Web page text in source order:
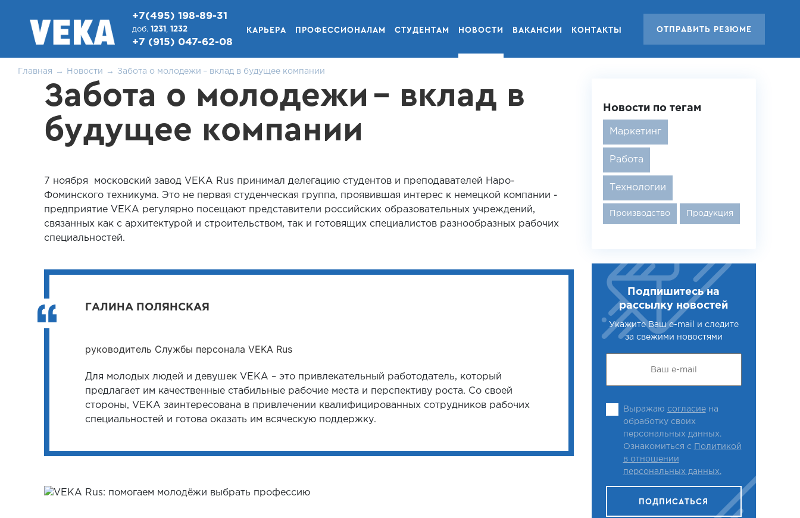
+7(495) 198-89-31
доб. 1231 1232
+7 (915) 047-62-08
КАРЬЕРА ПРОФЕССИОНАЛАМ СТУДЕНТАМ НОВОСТИ ВАКАНСИИ КОНТАКТЫ ОТПРАВИТЬ РЕЗЮМЕ
Главная Новости Забота о молодежи – вклад в будущее компании
Забота о молодежи – вклад в
будущее компании
7 ноября московский завод VEKA Rus принимал делегацию студентов и преподавателей Наро-
Фоминского техникума. Это не первая студенческая группа, проявившая интерес к немецкой компании -
предприятие VEKA регулярно посещают представители российских образовательных учреждений,
связанных как с архитектурой и строительством, так и готовящих специалистов разнообразных рабочих
специальностей.
ГАЛИНА ПОЛЯНСКАЯ
руководитель Службы персонала VEKA Rus
Для молодых людей и девушек VEKA – это привлекательный работодатель, который
предлагает им качественные стабильные рабочие места и перспективу роста. Со своей
стороны, VEKA заинтересована в привлечении квалифицированных сотрудников рабочих
специальностей и готова оказать им всяческую поддержку.
Новости по тегам
Маркетинг
Работа
Технологии
Производство Продукция
Подпишитесь на
рассылку новостей
Укажите Ваш e-mail и следите
за свежими новостями
Выражаю согласиена
обработку своих
персональных данных.
Ознакомиться с
Политикой
в отношении
персональных данных.
ПОДПИСАТЬСЯ